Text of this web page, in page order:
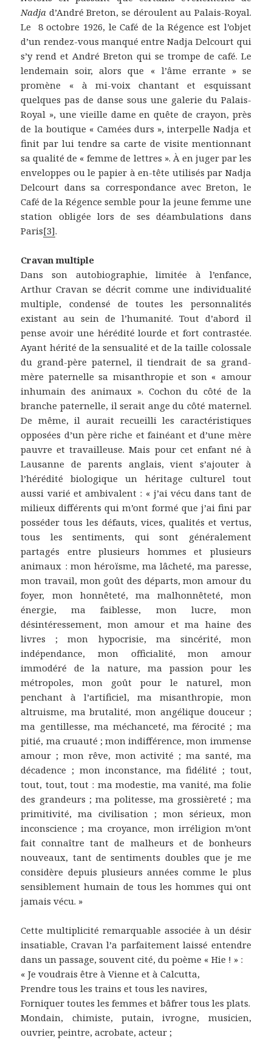
Nadja d’André Breton, se déroulent au Palais-Royal.
Le 8 octobre 1926, le Café de la Régence est l’objet
d’un rendez-vous manqué entre Nadja Delcourt qui
s’y rend et André Breton qui se trompe de café. Le
lendemain soir, alors que « l’âme errante » se
promène « à mi-voix chantant et esquissant
quelques pas de danse sous une galerie du Palais-
Royal », une vieille dame en quête de crayon, près
de la boutique « Camées durs », interpelle Nadja et
finit par lui tendre sa carte de visite mentionnant
sa qualité de « femme de lettres ». À en juger par les
enveloppes ou le papier à en-tête utilisés par Nadja
Delcourt dans sa correspondance avec Breton, le
Café de la Régence semble pour la jeune femme une
station obligée lors de ses déambulations dans
Paris[3].
Cravan multiple
Dans son autobiographie, limitée à l’enfance,
Arthur Cravan se décrit comme une individualité
multiple, condensé de toutes les personnalités
existant au sein de l’humanité. Tout d’abord il
pense avoir une hérédité lourde et fort contrastée.
Ayant hérité de la sensualité et de la taille colossale
du grand-père paternel, il tiendrait de sa grand-
mère paternelle sa misanthropie et son « amour
inhumain des animaux ». Cochon du côté de la
branche paternelle, il serait ange du côté maternel.
De même, il aurait recueilli les caractéristiques
opposées d’un père riche et fainéant et d’une mère
pauvre et travailleuse. Mais pour cet enfant né à
Lausanne de parents anglais, vient s’ajouter à
l’hérédité biologique un héritage culturel tout
aussi varié et ambivalent : « j’ai vécu dans tant de
milieux différents qui m’ont formé que j’ai fini par
posséder tous les défauts, vices, qualités et vertus,
tous les sentiments, qui sont généralement
partagés entre plusieurs hommes et plusieurs
animaux : mon héroïsme, ma lâcheté, ma paresse,
mon travail, mon goût des départs, mon amour du
foyer, mon honnêteté, ma malhonnêteté, mon
énergie, ma faiblesse, mon lucre, mon
désintéressement, mon amour et ma haine des
livres ; mon hypocrisie, ma sincérité, mon
indépendance, mon officialité, mon amour
immodéré de la nature, ma passion pour les
métropoles, mon goût pour le naturel, mon
penchant à l’artificiel, ma misanthropie, mon
altruisme, ma brutalité, mon angélique douceur ;
ma gentillesse, ma méchanceté, ma férocité ; ma
pitié, ma cruauté ; mon indifférence, mon immense
amour ; mon rêve, mon activité ; ma santé, ma
décadence ; mon inconstance, ma fidélité ; tout,
tout, tout, tout : ma modestie, ma vanité, ma folie
des grandeurs ; ma politesse, ma grossièreté ; ma
primitivité, ma civilisation ; mon sérieux, mon
inconscience ; ma croyance, mon irréligion m’ont
fait connaître tant de malheurs et de bonheurs
nouveaux, tant de sentiments doubles que je me
considère depuis plusieurs années comme le plus
sensiblement humain de tous les hommes qui ont
jamais vécu. »
Cette multiplicité remarquable associée à un désir
insatiable, Cravan l’a parfaitement laissé entendre
dans un passage, souvent cité, du poème « Hie ! » :
« Je voudrais être à Vienne et à Calcutta,
Prendre tous les trains et tous les navires,
Forniquer toutes les femmes et bâfrer tous les plats.
Mondain, chimiste, putain, ivrogne, musicien,
ouvrier, peintre, acrobate, acteur ;